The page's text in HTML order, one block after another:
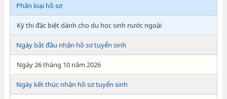
Phân loại hồ sơ
Kỳ thi đặc biệt dành cho du học sinh nước ngoài
Ngày bắt đầu nhận hồ sơ tuyển sinh
Ngày 26 tháng 10 năm 2026
Ngày kết thúc nhận hồ sơ tuyển sinh